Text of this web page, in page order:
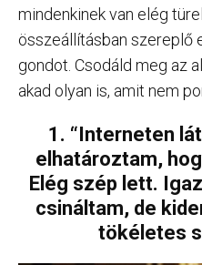
mindenkinek van elég
összeállításban szereplő
gondot. Csodáld meg az
akad olyan is, amit nem
1. “Interneten
elhatároztam,
Elég szép lett.
csináltam, de
tökéletes